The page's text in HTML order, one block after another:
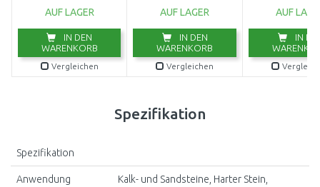
AUF LAGER
IN DEN
WARENKORB
Vergleichen
AUF LAGER
IN DEN
WARENKORB
Vergleichen
AUF
IN
Spezifikation
Spezifikation
Anwendung
Kalk- und Sandsteine, Harter Stein,